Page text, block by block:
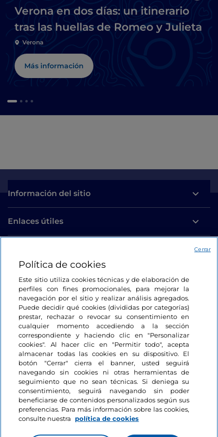
Verona en dos días: un itinerario
tras las huellas de Romeo y Julieta
Verona
Más información
Información del sitio
Enlaces útiles
Estamos en contacto
Política de cookies
Este sitio utiliza cookies técnicas y de elaboración de
perfiles con fines promocionales, para mejorar la
navegación por el sitio y realizar análisis agregados.
Puede decidir qué cookies (divididas por categorías)
prestar, rechazar o revocar su consentimiento en
cualquier momento accediendo a la sección
correspondiente y haciendo clic en "Personalizar
cookies". Al hacer clic en "Permitir todo", acepta
almacenar todas las cookies en su dispositivo. El
botón "Cerrar" cierra el banner, usted seguirá
navegando sin cookies ni otras herramientas de
seguimiento que no sean técnicas. Si deniega su
consentimiento, seguirá navegando sin poder
beneficiarse de contenidos personalizados según sus
preferencias. Para más información sobre las cookies,
consulte nuestra
política de cookies
Cerrar